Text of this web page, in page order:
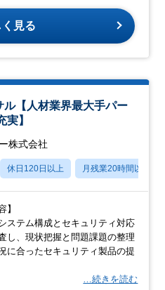
見る
【人材業界最大手パー
実】
株式会社
休日120日以上 月残業20時間以内
】
ステム構成とセキュリティ対応
し、現状把握と問題課題の整理
に合ったセキュリティ製品の提
…続きを読む